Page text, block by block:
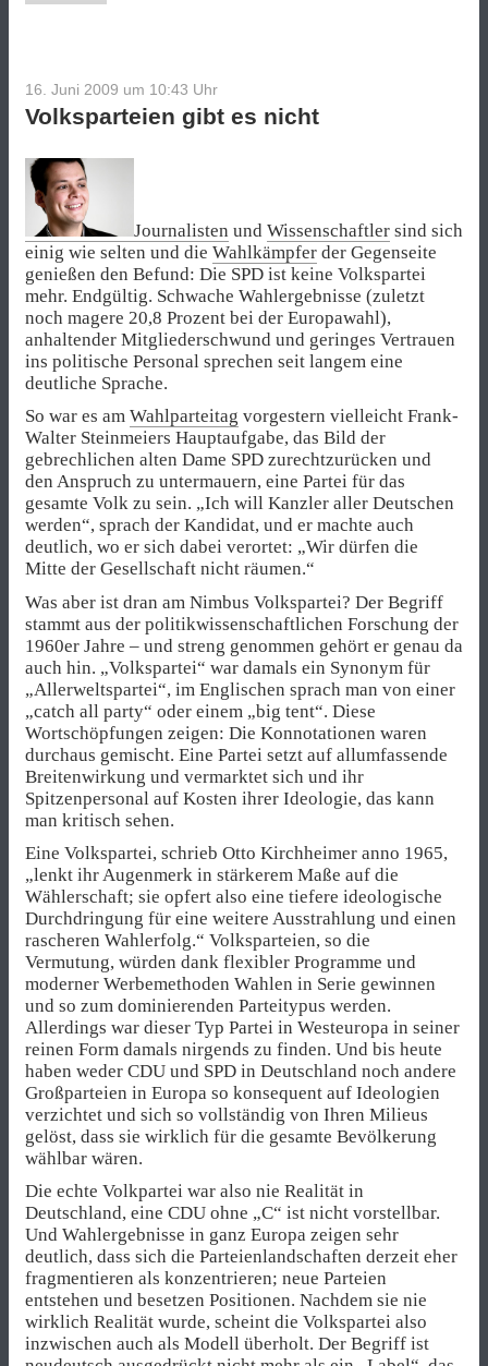
16. Juni 2009 um 10:43 Uhr
Volksparteien gibt es nicht
Journalisten und Wissenschaftler sind sich
einig wie selten und die Wahlkämpfer der Gegenseite
genießen den Befund: Die SPD ist keine Volkspartei
mehr. Endgültig. Schwache Wahlergebnisse (zuletzt
noch magere 20,8 Prozent bei der Europawahl),
anhaltender Mitgliederschwund und geringes Vertrauen
ins politische Personal sprechen seit langem eine
deutliche Sprache.
So war es am Wahlparteitag vorgestern vielleicht Frank-
Walter Steinmeiers Hauptaufgabe, das Bild der
gebrechlichen alten Dame SPD zurechtzurücken und
den Anspruch zu untermauern, eine Partei für das
gesamte Volk zu sein. „Ich will Kanzler aller Deutschen
werden“, sprach der Kandidat, und er machte auch
deutlich, wo er sich dabei verortet: „Wir dürfen die
Mitte der Gesellschaft nicht räumen.“
Was aber ist dran am Nimbus Volkspartei? Der Begriff
stammt aus der politikwissenschaftlichen Forschung der
1960er Jahre – und streng genommen gehört er genau da
auch hin. „Volkspartei“ war damals ein Synonym für
„Allerweltspartei“, im Englischen sprach man von einer
„catch all party“ oder einem „big tent“. Diese
Wortschöpfungen zeigen: Die Konnotationen waren
durchaus gemischt. Eine Partei setzt auf allumfassende
Breitenwirkung und vermarktet sich und ihr
Spitzenpersonal auf Kosten ihrer Ideologie, das kann
man kritisch sehen.
Eine Volkspartei, schrieb Otto Kirchheimer anno 1965,
„lenkt ihr Augenmerk in stärkerem Maße auf die
Wählerschaft; sie opfert also eine tiefere ideologische
Durchdringung für eine weitere Ausstrahlung und einen
rascheren Wahlerfolg.“ Volksparteien, so die
Vermutung, würden dank flexibler Programme und
moderner Werbemethoden Wahlen in Serie gewinnen
und so zum dominierenden Parteitypus werden.
Allerdings war dieser Typ Partei in Westeuropa in seiner
reinen Form damals nirgends zu finden. Und bis heute
haben weder CDU und SPD in Deutschland noch andere
Großparteien in Europa so konsequent auf Ideologien
verzichtet und sich so vollständig von Ihren Milieus
gelöst, dass sie wirklich für die gesamte Bevölkerung
wählbar wären.
Die echte Volkpartei war also nie Realität in
Deutschland, eine CDU ohne „C“ ist nicht vorstellbar.
Und Wahlergebnisse in ganz Europa zeigen sehr
deutlich, dass sich die Parteienlandschaften derzeit eher
fragmentieren als konzentrieren; neue Parteien
entstehen und besetzen Positionen. Nachdem sie nie
wirklich Realität wurde, scheint die Volkspartei also
inzwischen auch als Modell überholt. Der Begriff ist